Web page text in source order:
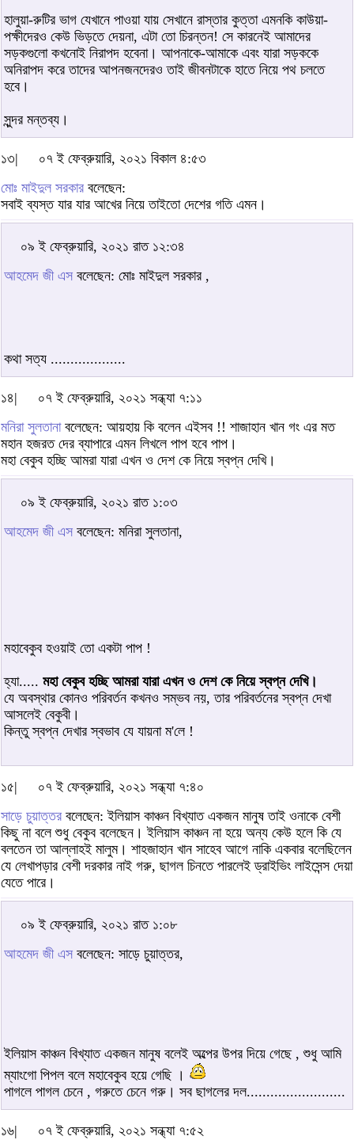
হালুয়া-রুটির ভাগ যেখানে পাওয়া যায় সেখানে রাস্তার কুত্তা এমনকি কাউয়া-
পক্ষীদেরও কেউ ভিড়তে দেয়না, এটা তো চিরন্তন! সে কারনেই আমাদের
সড়কগুলো কখনোই নিরাপদ হবেনা। আপনাকে-আমাকে এবং যারা সড়ককে
অনিরাপদ করে তাদের আপনজনদেরও তাই জীবনটাকে হাতে নিয়ে পথ চলতে
হবে।
সুন্দর মন্তব্য।
১৩|
০৭ ই ফেব্রুয়ারি, ২০২১ বিকাল ৪:৫৩
মোঃ মাইদুল সরকার বলেছেন:
সবাই ব্যস্ত যার যার আখের নিয়ে তাইতো দেশের গতি এমন।
০৯ ই ফেব্রুয়ারি, ২০২১ রাত ১২:৩৪
আহমেদ জী এস বলেছেন: মোঃ মাইদুল সরকার ,
কথা সত্য ...................
১৪|
০৭ ই ফেব্রুয়ারি, ২০২১ সন্ধ্যা ৭:১১
মনিরা সুলতানাবলেছেন: আয়হায় কি বলেন এইসব !! শাজাহান খান গং এর মত
মহান হজরত দের ব্যাপারে এমন লিখলে পাপ হবে পাপ।
মহা বেকুব হচ্ছি আমরা যারা এখন ও দেশ কে নিয়ে স্বপ্ন দেখি।
০৯ ই ফেব্রুয়ারি, ২০২১ রাত ১:০৩
আহমেদ জী এস বলেছেন: মনিরা সুলতানা,
মহাবেকুব হওয়াই তো একটা পাপ !
হ্যা..... মহা বেকুব হচ্ছি আমরা যারা এখন ও দেশ কে নিয়ে স্বপ্ন দেখি।
যে অবস্থার কোনও পরিবর্তন কখনও সম্ভব নয়, তার পরিবর্তনের স্বপ্ন দেখা
আসলেই বেকুবী।
কিন্তু স্বপ্ন দেখার স্বভাব যে যায়না ম'লে !
১৫|
০৭ ই ফেব্রুয়ারি, ২০২১ সন্ধ্যা ৭:৪০
সাড়ে চুয়াত্তর বলেছেন: ইলিয়াস কাঞ্চন বিখ্যাত একজন মানুষ তাই ওনাকে বেশী
কিছু না বলে শুধু বেকুব বলেছেন। ইলিয়াস কাঞ্চন না হয়ে অন্য কেউ হলে কি যে
বলতেন তা আল্লাহই মালুম। শাহজাহান খান সাহেব আগে নাকি একবার বলেছিলেন
যে লেখাপড়ার বেশী দরকার নাই গরু, ছাগল চিনতে পারলেই ড্রাইভিং লাইসেন্স দেয়া
যেতে পারে।
০৯ ই ফেব্রুয়ারি, ২০২১ রাত ১:০৮
আহমেদ জী এস বলেছেন: সাড়ে চুয়াত্তর,
ইলিয়াস কাঞ্চন বিখ্যাত একজন মানুষ বলেই অল্পের উপর দিয়ে গেছে , শুধু আমি
ম্যাংগো পিপল বলে মহাবেকুব হয়ে গেছি ।
পাগলে পাগল চেনে , গরুতে চেনে গরু। সব ছাগলের দল.........................
১৬|
০৭ ই ফেব্রুয়ারি, ২০২১ সন্ধ্যা ৭:৫২